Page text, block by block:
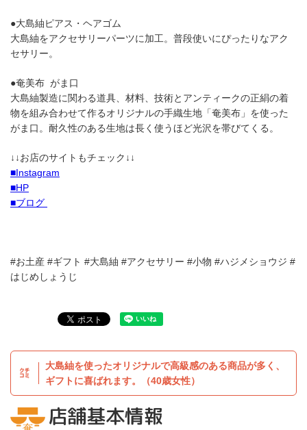
●大島紬ピアス・ヘアゴム
大島紬をアクセサリーパーツに加工。普段使いにぴったりなアク
セサリー。
●奄美布 がま口
大島紬製造に関わる道具、材料、技術とアンティークの正絹の着
物を組み合わせて作るオリジナルの手織生地「奄美布」を使った
がま口。耐久性のある生地は長く使うほど光沢を帯びてくる。
↓↓お店のサイトもチェック↓↓
■Instagram
■HP
■ブログ
#お土産 #ギフト #大島紬 #アクセサリー #小物 #ハジメショウジ #
はじめしょうじ
大島紬を使ったオリジナルで高級感のある商品が多く、
ギフトに喜ばれます。（40歳女性）
店舗基本情報